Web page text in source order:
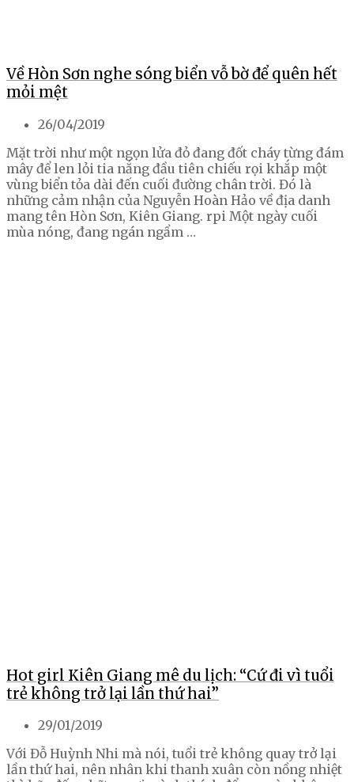
Về Hòn Sơn nghe sóng biển vỗ bờ để quên hết
mỏi mệt
26/04/2019
Mặt trời như một ngọn lửa đỏ đang đốt cháy từng đám
mây để len lỏi tia nắng đầu tiên chiếu rọi khắp một
vùng biển tỏa dài đến cuối đường chân trời. Đó là
những cảm nhận của Nguyễn Hoàn Hảo về địa danh
mang tên Hòn Sơn, Kiên Giang. rpi Một ngày cuối
mùa nóng, đang ngán ngẩm …
Hot girl Kiên Giang mê du lịch: “Cứ đi vì tuổi
trẻ không trở lại lần thứ hai”
29/01/2019
Với Đỗ Huỳnh Nhi mà nói, tuổi trẻ không quay trở lại
lần thứ hai, nên nhân khi thanh xuân còn nồng nhiệt